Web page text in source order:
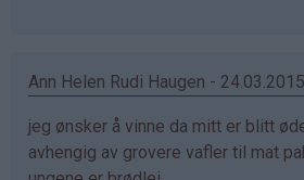
Ann Helen Rudi Haugen -
jeg ønsker å vinne da mitt er blitt
avhengig av grovere vafler til mat